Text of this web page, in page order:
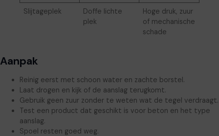
Slijtageplek
Doffe lichte
plek
Hoge druk, zuur
of mechanische
schade
Aanpak
Reinig eerst met schoon water en zachte borstel.
Laat drogen en kijk of de aanslag terugkomt.
Gebruik geen zuur zonder te weten wat de tegel verdraagt.
Test een product dat geschikt is voor beton en het type
aanslag.
Spoel resten goed weg.